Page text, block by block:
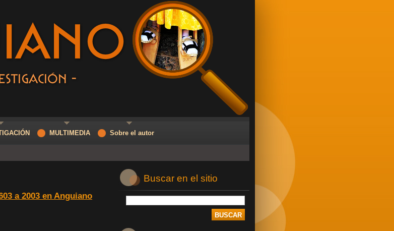
a 2003 en Anguiano
Buscar en el sitio
MULTIMEDIA Sobre el autor